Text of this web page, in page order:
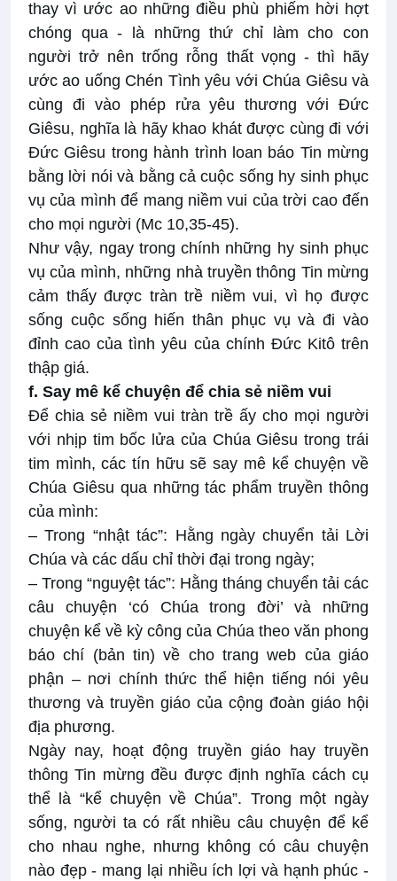
thay vì ước ao những điều phù phiếm hời hợt
chóng qua - là những thứ chỉ làm cho con
người trở nên trống rỗng thất vọng - thì hãy
ước ao uống Chén Tình yêu với Chúa Giêsu và
cùng đi vào phép rửa yêu thương với Đức
Giêsu, nghĩa là hãy khao khát được cùng đi với
Đức Giêsu trong hành trình loan báo Tin mừng
bằng lời nói và bằng cả cuộc sống hy sinh phục
vụ của mình để mang niềm vui của trời cao đến
cho mọi người (Mc 10,35-45).
Như vậy, ngay trong chính những hy sinh phục
vụ của mình, những nhà truyền thông Tin mừng
cảm thấy được tràn trề niềm vui, vì họ được
sống cuộc sống hiến thân phục vụ và đi vào
đỉnh cao của tình yêu của chính Đức Kitô trên
thập giá.
f. Say mê kể chuyện để chia sẻ niềm vui
Để chia sẻ niềm vui tràn trề ấy cho mọi người
với nhịp tim bốc lửa của Chúa Giêsu trong trái
tim mình, các tín hữu sẽ say mê kể chuyện về
Chúa Giêsu qua những tác phẩm truyền thông
của mình:
– Trong “nhật tác”: Hằng ngày chuyển tải Lời
Chúa và các dấu chỉ thời đại trong ngày;
– Trong “nguyệt tác”: Hằng tháng chuyển tải các
câu chuyện ‘có Chúa trong đời’ và những
chuyện kể về kỳ công của Chúa theo văn phong
báo chí (bản tin) về cho trang web của giáo
phận – nơi chính thức thể hiện tiếng nói yêu
thương và truyền giáo của cộng đoàn giáo hội
địa phương.
Ngày nay, hoạt động truyền giáo hay truyền
thông Tin mừng đều được định nghĩa cách cụ
thể là “kể chuyện về Chúa”. Trong một ngày
sống, người ta có rất nhiều câu chuyện để kể
cho nhau nghe, nhưng không có câu chuyện
nào đẹp - mang lại nhiều ích lợi và hạnh phúc -